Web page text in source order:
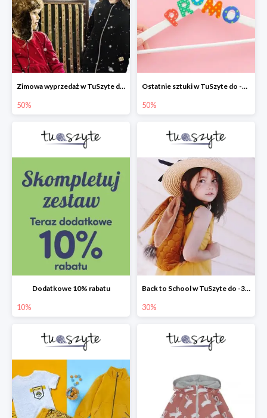
Zimowa wyprzedaż w TuSzyte do -50% wciąż trwa
50%
Ostatnie sztuki w TuSzyte do -50%
50%
Dodatkowe 10% rabatu
10%
Back to School w TuSzyte do -30%
30%